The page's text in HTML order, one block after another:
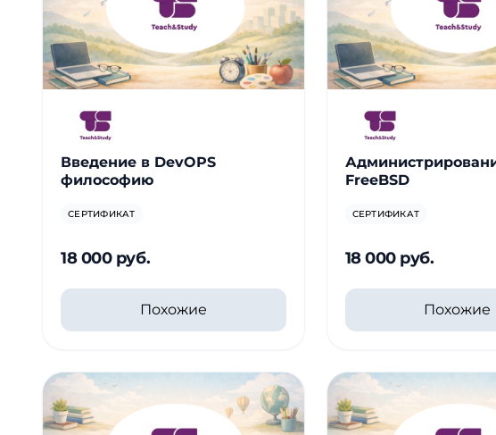
Введение в DevOPS
философию
СЕРТИФИКАТ
18 000 руб.
Похожие
FreeBSD
СЕРТИФИКАТ
18 000 руб.
Похожие